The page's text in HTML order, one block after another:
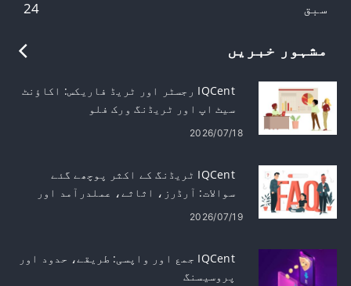
24
سبق
مشہور خبریں
IQCent رجسٹر اور ٹریڈ فاریکس: اکاؤنٹ
سیٹ اپ اور ٹریڈنگ ورک فلو
2026/07/18
IQCent ٹریڈنگ کے اکثر پوچھے گئے
سوالات: آرڈرز، اثاثے، عملدرآمد اور
رسک
2026/07/19
IQCent جمع اور واپسی: طریقے، حدود اور
پروسیسنگ